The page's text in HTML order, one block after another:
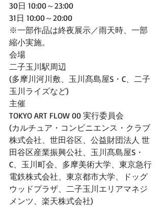
30日 10:00～23:00
31日 10:00～20:00
※一部作品は終夜展示／雨天時、一部
縮小実施。
会場
二子玉川駅周辺
(多摩川河川敷、玉川髙島屋S・C、二子
玉川ライズなど)
主催
TOKYO ART FLOW 00 実行委員会
(カルチュア・コンビニエンス・クラブ
株式会社、世田谷区、公益財団法人 世
田谷区産業振興公社、玉川髙島屋S・
C、玉川町会、多摩美術大学、東京急行
電鉄株式会社、東京都市大学、ドッグ
ウッドプラザ、二子玉川エリアマネジ
メンツ、楽天株式会社)